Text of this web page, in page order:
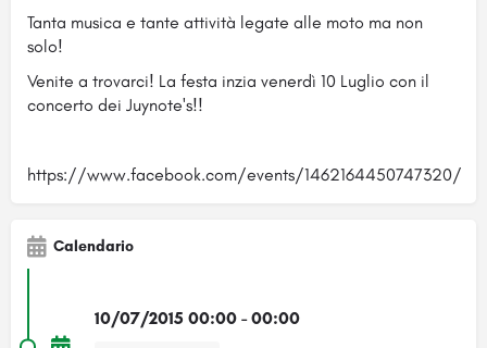
Tanta musica e tante attività legate alle moto ma non
solo!
Venite a trovarci! La festa inzia venerdì 10 Luglio con il
concerto dei Juynote's!!
https://www.facebook.com/events/1462164450747320/
Calendario
10/07/2015 00:00 - 00:00